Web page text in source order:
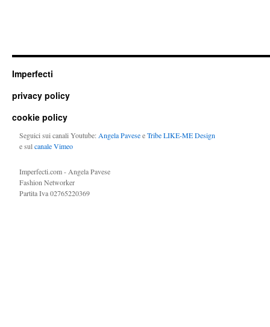
Imperfecti
privacy policy
cookie policy
Seguici sui canali Youtube: Angela PaveseeTribe LIKE-ME Design
e sulcanale Vimeo
Imperfecti.com - Angela Pavese
Fashion Networker
Partita Iva 02765220369